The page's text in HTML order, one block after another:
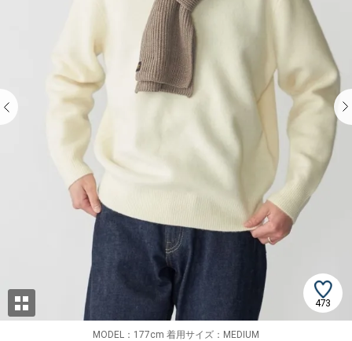
473
MODEL：177cm 着用サイズ：MEDIUM